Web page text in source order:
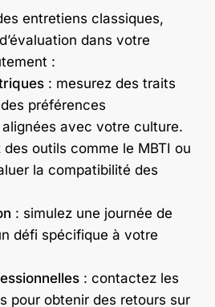
entretiens classiques,
dans votre
:
: mesurez des traits
préférences
avec votre culture.
outils comme le MBTI ou
la compatibilité des
: simulez une journée de
défi spécifique à votre
: contactez les
pour obtenir des retours sur